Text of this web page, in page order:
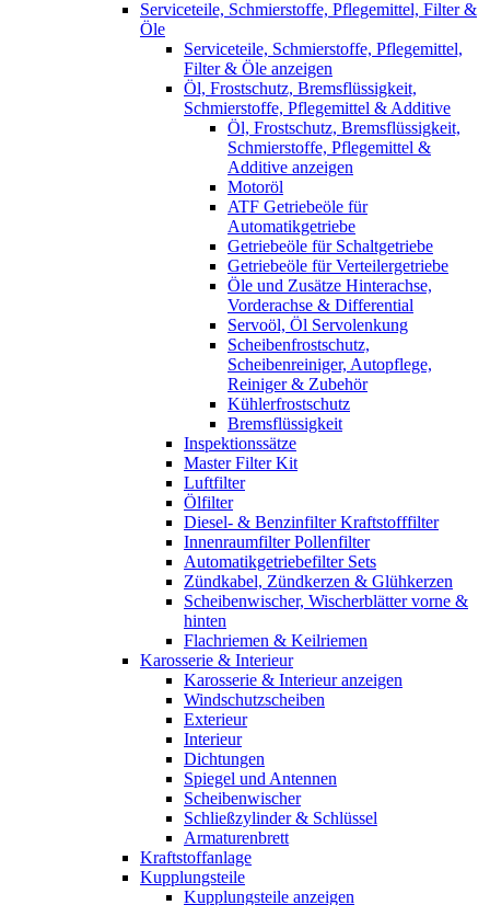
Serviceteile, Schmierstoffe, Pflegemittel, Filter &
Öle
Serviceteile, Schmierstoffe, Pflegemittel,
Filter & Öle anzeigen
Öl, Frostschutz, Bremsflüssigkeit,
Schmierstoffe, Pflegemittel & Additive
Öl, Frostschutz, Bremsflüssigkeit,
Schmierstoffe, Pflegemittel &
Additive anzeigen
Motoröl
ATF Getriebeöle für
Automatikgetriebe
Getriebeöle für Schaltgetriebe
Getriebeöle für Verteilergetriebe
Öle und Zusätze Hinterachse,
Vorderachse & Differential
Servoöl, Öl Servolenkung
Scheibenfrostschutz,
Scheibenreiniger, Autopflege,
Reiniger & Zubehör
Kühlerfrostschutz
Bremsflüssigkeit
Inspektionssätze
Master Filter Kit
Luftfilter
Ölfilter
Diesel- & Benzinfilter Kraftstofffilter
Innenraumfilter Pollenfilter
Automatikgetriebefilter Sets
Zündkabel, Zündkerzen & Glühkerzen
Scheibenwischer, Wischerblätter vorne &
hinten
Flachriemen & Keilriemen
Karosserie & Interieur
Karosserie & Interieur anzeigen
Windschutzscheiben
Exterieur
Interieur
Dichtungen
Spiegel und Antennen
Scheibenwischer
Schließzylinder & Schlüssel
Armaturenbrett
Kraftstoffanlage
Kupplungsteile
Kupplungsteile anzeigen